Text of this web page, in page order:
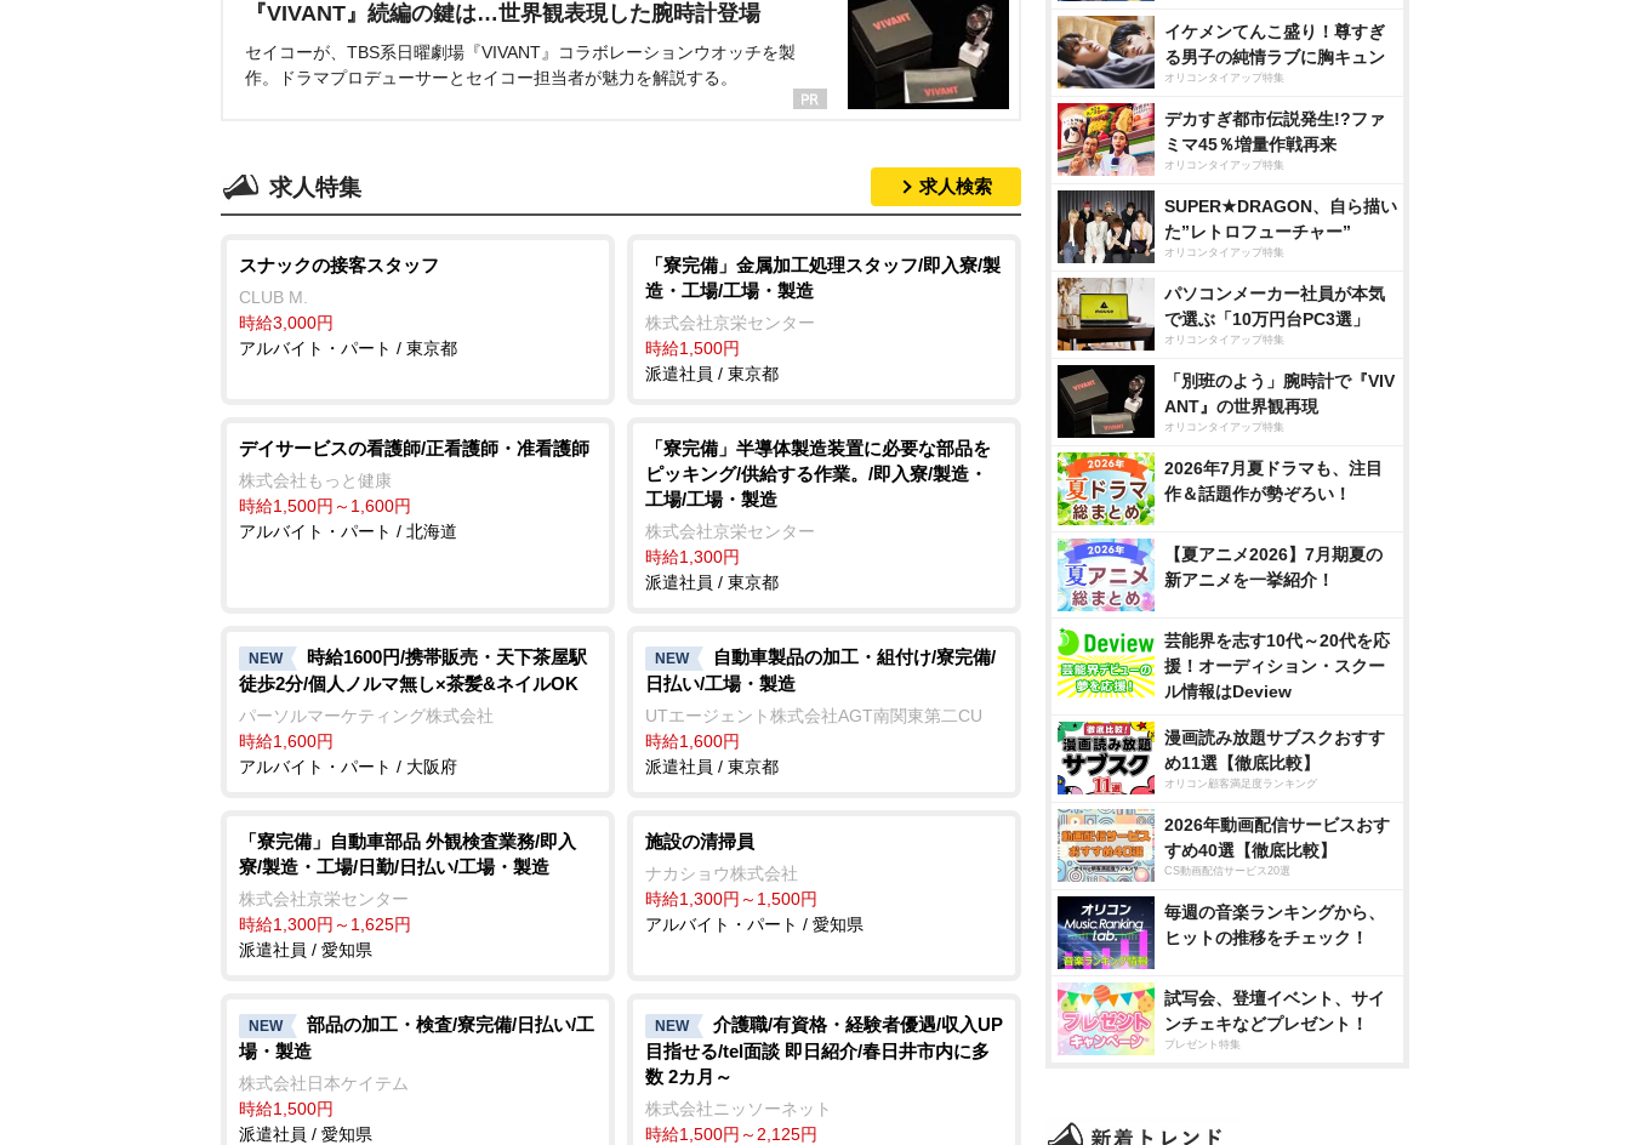
『VIVANT』続編の鍵は…世界観表現した腕時計登場
セイコーが、TBS系日曜劇場『VIVANT』コラボレーションウオッチを製
作。ドラマプロデューサーとセイコー担当者が魅力を解説する。
求人特集 求人検索
スナックの接客スタッフ
CLUB M.
時給3,000円
アルバイト・パート / 東京都
「寮完備」金属加工処理スタッフ/即入寮/製
造・工場/工場・製造
株式会社京栄センター
時給1,500円
派遣社員 / 東京都
デイサービスの看護師/正看護師・准看護師
株式会社もっと健康
時給1,500円～1,600円
アルバイト・パート / 北海道
「寮完備」半導体製造装置に必要な部品を
ピッキング/供給する作業。/即入寮/製造・
工場/工場・製造
株式会社京栄センター
時給1,300円
派遣社員 / 東京都
NEW
時給1600円/携帯販売・天下茶屋駅
徒歩2分/個人ノルマ無し×茶髪&ネイルOK
パーソルマーケティング株式会社
時給1,600円
アルバイト・パート / 大阪府
NEW
自動車製品の加工・組付け/寮完備/
日払い/工場・製造
UTエージェント株式会社AGT南関東第二CU
時給1,600円
派遣社員 / 東京都
「寮完備」自動車部品 外観検査業務/即入
寮/製造・工場/日勤/日払い/工場・製造
株式会社京栄センター
時給1,300円～1,625円
派遣社員 / 愛知県
施設の清掃員
ナカショウ株式会社
時給1,300円～1,500円
アルバイト・パート / 愛知県
NEW
部品の加工・検査/寮完備/日払い/工
場・製造
株式会社日本ケイテム
時給1,500円
派遣社員 / 愛知県
NEW
介護職/有資格・経験者優遇/収入UP
目指せる/tel面談 即日紹介/春日井市内に多
数 2カ月～
株式会社ニッソーネット
時給1,500円～2,125円
イケメンてんこ盛り！尊すぎ
る男子の純情ラブに胸キュン
オリコンタイアップ特集
デカすぎ都市伝説発生!?ファ
ミマ45％増量作戦再来
オリコンタイアップ特集
SUPER★DRAGON、自ら描い
た”レトロフューチャー”
オリコンタイアップ特集
パソコンメーカー社員が本気
で選ぶ「10万円台PC3選」
オリコンタイアップ特集
「別班のよう」腕時計で『VIV
ANT』の世界観再現
オリコンタイアップ特集
2026年7月夏ドラマも、注目
作＆話題作が勢ぞろい！
【夏アニメ2026】7月期夏の
新アニメを一挙紹介！
芸能界を志す10代～20代を応
援！オーディション・スクー
ル情報はDeview
漫画読み放題サブスクおすす
め11選【徹底比較】
オリコン顧客満足度ランキング
2026年動画配信サービスおす
すめ40選【徹底比較】
CS動画配信サービス20選
毎週の音楽ランキングから、
ヒットの推移をチェック！
試写会、登壇イベント、サイ
ンチェキなどプレゼント！
プレゼント特集